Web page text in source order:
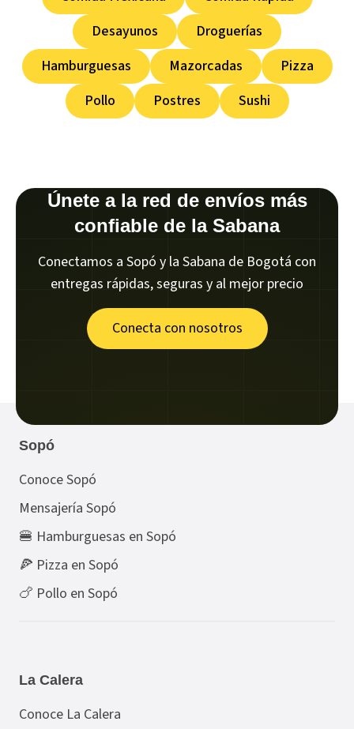
Desayunos
Droguerías
Hamburguesas
Mazorcadas
Pizza
Pollo
Postres Sushi
Únete a la red de envíos más
confiable de la Sabana
Conectamos a Sopó y la Sabana de Bogotá con
entregas rápidas, seguras y al mejor precio
Conecta con nosotros
Sopó
Conoce Sopó
Mensajería Sopó
🍔 Hamburguesas en Sopó
🍕 Pizza en Sopó
🍗 Pollo en Sopó
La Calera
Conoce La Calera